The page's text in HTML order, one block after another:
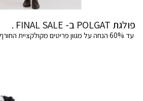
פולגת POLGAT ב- FINAL SALE .
עד 60% הנחה על מגוון פריטים מקולקציית החורף.